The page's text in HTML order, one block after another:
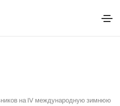
на IV международную зимнюю